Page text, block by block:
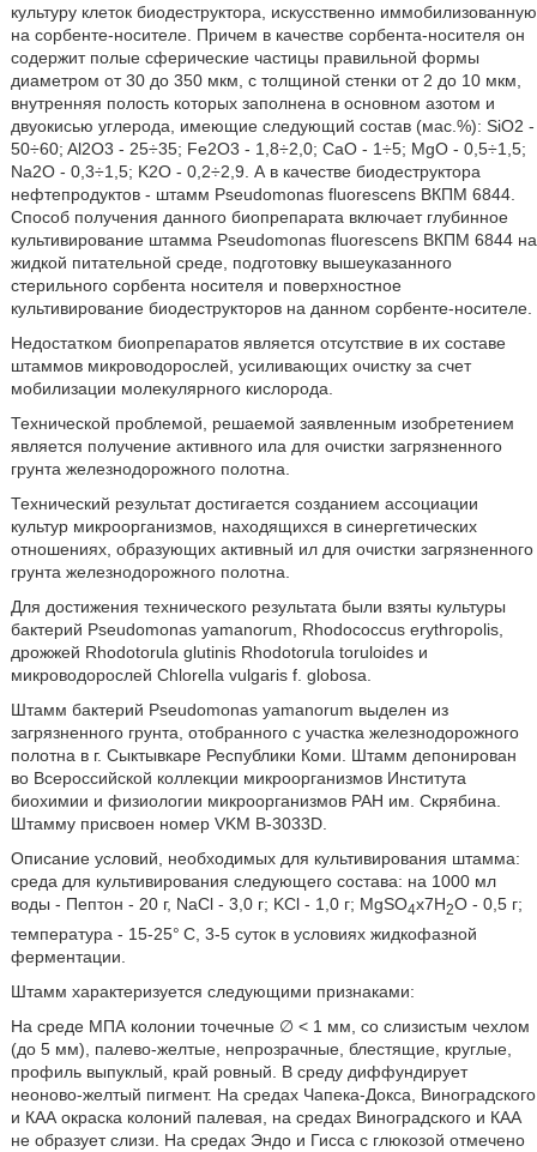
культуру клеток биодеструктора, искусственно иммобилизованную
на сорбенте-носителе. Причем в качестве сорбента-носителя он
содержит полые сферические частицы правильной формы
диаметром от 30 до 350 мкм, с толщиной стенки от 2 до 10 мкм,
внутренняя полость которых заполнена в основном азотом и
двуокисью углерода, имеющие следующий состав (мас.%): SiO2 -
50÷60; Al2O3 - 25÷35; Fe2O3 - 1,8÷2,0; CaO - 1÷5; MgO - 0,5÷1,5;
Na2O - 0,3÷1,5; K2O - 0,2÷2,9. А в качестве биодеструктора
нефтепродуктов - штамм Pseudomonas fluorescens ВКПМ 6844.
Способ получения данного биопрепарата включает глубинное
культивирование штамма Pseudomonas fluorescens ВКПМ 6844 на
жидкой питательной среде, подготовку вышеуказанного
стерильного сорбента носителя и поверхностное
культивирование биодеструкторов на данном сорбенте-носителе.
Недостатком биопрепаратов является отсутствие в их составе
штаммов микроводорослей, усиливающих очистку за счет
мобилизации молекулярного кислорода.
Технической проблемой, решаемой заявленным изобретением
является получение активного ила для очистки загрязненного
грунта железнодорожного полотна.
Технический результат достигается созданием ассоциации
культур микроорганизмов, находящихся в синергетических
отношениях, образующих активный ил для очистки загрязненного
грунта железнодорожного полотна.
Для достижения технического результата были взяты культуры
бактерий Pseudomonas yamanorum, Rhodococcus erythropolis,
дрожжей Rhodotorula glutinis Rhodotorula toruloides и
микроводорослей Chlorella vulgaris f. globosa.
Штамм бактерий Pseudomonas yamanorum выделен из
загрязненного грунта, отобранного с участка железнодорожного
полотна в г. Сыктывкаре Республики Коми. Штамм депонирован
во Всероссийской коллекции микроорганизмов Института
биохимии и физиологии микроорганизмов РАН им. Скрябина.
Штамму присвоен номер VKM В-3033D.
Описание условий, необходимых для культивирования штамма:
среда для культивирования следующего состава: на 1000 мл
воды - Пептон - 20 г, NaCl - 3,0 г; KCl - 1,0 г; MgSO4х7H2O - 0,5 г;
температура - 15-25° С, 3-5 суток в условиях жидкофазной
ферментации.
Штамм характеризуется следующими признаками:
На среде МПА колонии точечные ∅ < 1 мм, со слизистым чехлом
(до 5 мм), палево-желтые, непрозрачные, блестящие, круглые,
профиль выпуклый, край ровный. В среду диффундирует
неоново-желтый пигмент. На средах Чапека-Докса, Виноградского
и КАА окраска колоний палевая, на средах Виноградского и КАА
не образует слизи. На средах Эндо и Гисса с глюкозой отмечено